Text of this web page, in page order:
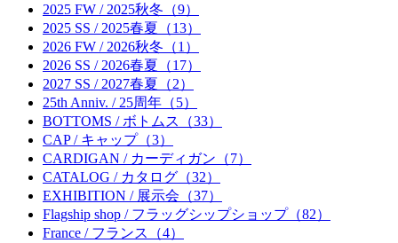
2025 FW / 2025秋冬（9）
2025 SS / 2025春夏（13）
2026 FW / 2026秋冬（1）
2026 SS / 2026春夏（17）
2027 SS / 2027春夏（2）
25th Anniv. / 25周年（5）
BOTTOMS / ボトムス（33）
CAP / キャップ（3）
CARDIGAN / カーディガン（7）
CATALOG / カタログ（32）
EXHIBITION / 展示会（37）
Flagship shop / フラッグシップショップ（82）
France / フランス（4）